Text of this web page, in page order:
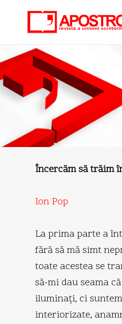
Încercăm să trăim
Ion Pop
La prima parte a
fără să mă simt
toate acestea se
să-mi dau seama
iluminaţi, ci
interiorizate,